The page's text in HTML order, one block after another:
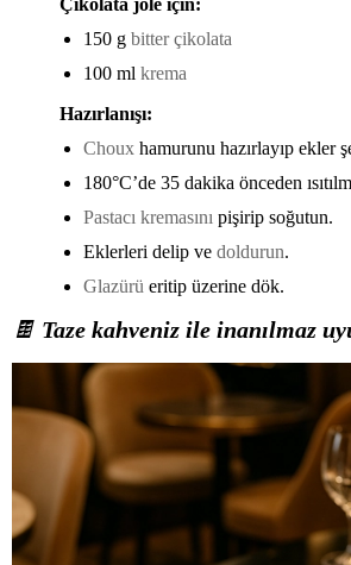
Çikolata jöle için:
150 g bitter çikolata
100 ml krema
Hazırlanışı:
Choux hamurunu hazırlayıp ekler
180°C’de 35 dakika önceden
Pastacı kremasını pişirip soğutun.
Eklerleri delip ve doldurun.
Glazürü eritip üzerine dök.
🍫 Taze kahveniz ile inanılmaz